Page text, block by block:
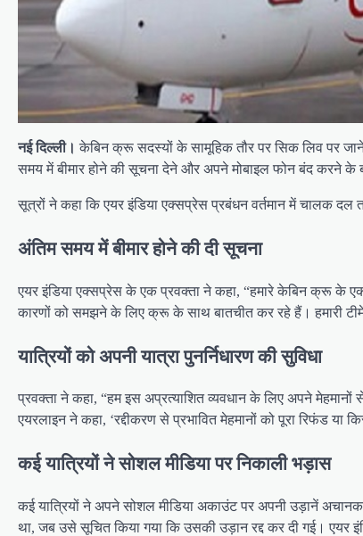
नई दिल्ली। केबिन क्रू सदस्यों के सामूहिक तौर पर सिक लिव पर
समय में बीमार होने की सूचना देने और अपने मोबाइल फोन बंद करने के
सूत्रों ने कहा कि एयर इंडिया एक्सप्रेस प्रबंधन वर्तमान में चालक दल
अंतिम समय में बीमार होने की दी सूचना
एयर इंडिया एक्सप्रेस के एक प्रवक्ता ने कहा, “हमारे केबिन क्रू के
कारणों को समझने के लिए क्रू के साथ बातचीत कर रहे हैं। हमारी
यात्रियों को अपनी यात्रा पुनर्निधारण की सुविधा
प्रवक्ता ने कहा, “हम इस अप्रत्याशित व्यवधान के लिए अपने
एयरलाइन ने कहा, ‘रद्दीकरण से प्रभावित मेहमानों को पूरा रिफंड या
कई यात्रियों ने सोशल मीडिया पर निकाली भड़ास
कई यात्रियों ने अपने सोशल मीडिया अकाउंट पर अपनी उड़ानें अचानक
था, जब उसे सूचित किया गया कि उसकी उड़ान रद्द कर दी गई।